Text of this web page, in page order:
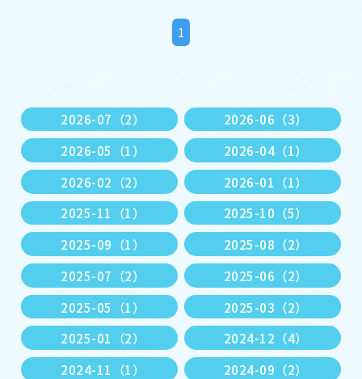
1
2026-07（2）
2026-06（3）
2026-05（1）
2026-04（1）
2026-02（2）
2026-01（1）
2025-11（1）
2025-10（5）
2025-09（1）
2025-08（2）
2025-07（2）
2025-06（2）
2025-05（1）
2025-03（2）
2025-01（2）
2024-12（4）
2024-11（1）
2024-09（2）